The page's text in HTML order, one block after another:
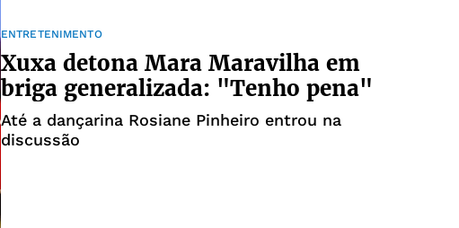
ENTRETENIMENTO
Xuxa detona Mara Maravilha em
briga generalizada: "Tenho pena"
Até a dançarina Rosiane Pinheiro entrou na
discussão